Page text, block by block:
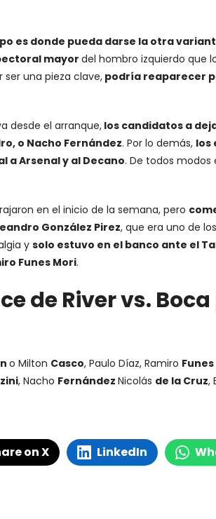
es donde pueda darse la otra
mayor del hombro izquierdo que
ser una pieza clave,podría reaparecer
desde el arranque,los candidatos a
o Nacho Fernández. Por lo demás, los
a Arsenal y al Decano. De todos
en el inicio de la semana, pero
González Pirez, que era uno de
y solo estuvo en el banco ante el
Funes Mori.
de River vs.
o Milton Casco, Paulo Díaz, Ramiro
, Nacho Fernández Nicolás de la Cruz,
on X LinkedIn